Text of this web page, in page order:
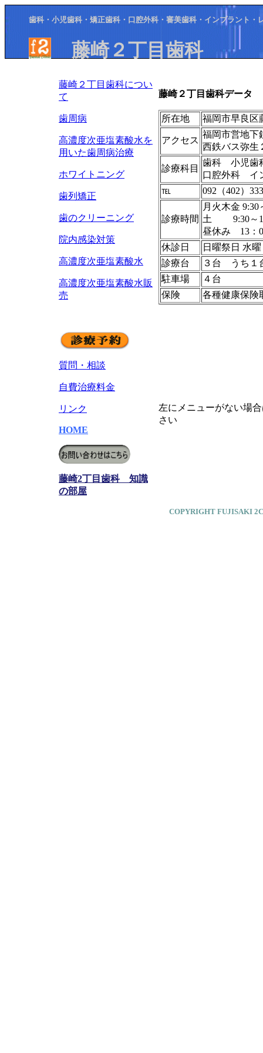
歯科・小児歯科・矯正歯科・口腔外科・審美歯科・インプラント・
藤崎２丁目歯科
藤崎２丁目歯科につい
て
歯周病
高濃度次亜塩素酸水を
用いた歯周病治療
ホワイトニング
歯列矯正
歯のクリーニング
院内感染対策
高濃度次亜塩素酸水
高濃度次亜塩素酸水販
売
質問・相談
自費治療料金
リンク
HOME
藤崎2丁目歯科 知識
の部屋
藤崎２丁目歯科データ
所在地 福岡市早良区
アクセス
福岡市営地下
西鉄バス弥生
診療科目
歯科 小児歯
口腔外科 イ
℡
092（402）
診療時間
月火木金 9:30
土 9:30～
昼休み 13：
休診日
日曜祭日 水曜
診療台
３台 うち１
駐車場
４台
保険
各種健康保険
左にメニューがない場
さい
COPYRIGHT FUJISAKI